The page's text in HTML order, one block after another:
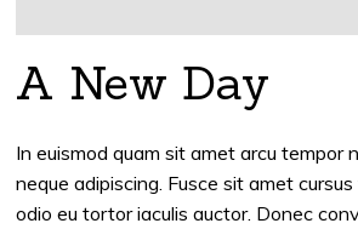
A New Day
In euismod quam sit amet arcu tempor
neque adipiscing. Fusce sit amet
odio eu tortor iaculis auctor. Donec